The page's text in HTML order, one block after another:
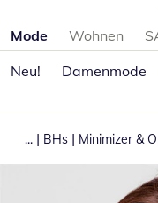
Produktkategorien
Mode Wohnen
Neu!
Damenmode
... | BHs | Minimizer &